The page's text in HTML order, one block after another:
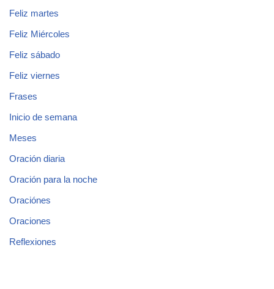
Feliz martes
Feliz Miércoles
Feliz sábado
Feliz viernes
Frases
Inicio de semana
Meses
Oración diaria
Oración para la noche
Oraciónes
Oraciones
Reflexiones